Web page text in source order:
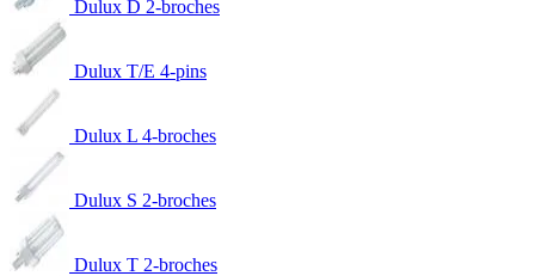
Dulux D 2-broches
Dulux T/E 4-pins
Dulux L 4-broches
Dulux S 2-broches
Dulux T 2-broches